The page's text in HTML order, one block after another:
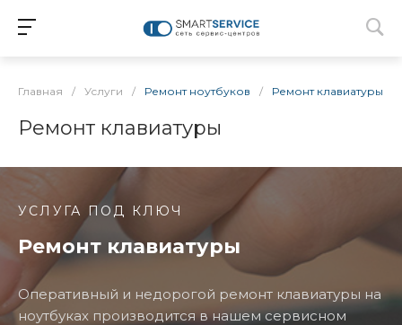
Главная / Услуги / Ремонт ноутбуков / Ремонт клавиатуры
Ремонт клавиатуры
УСЛУГА ПОД КЛЮЧ
Ремонт клавиатуры
Оперативный и недорогой ремонт клавиатуры на
ноутбуках производится в нашем сервисном